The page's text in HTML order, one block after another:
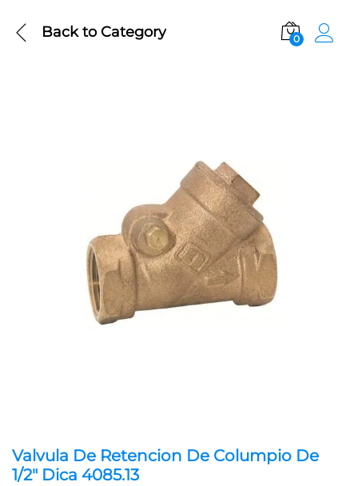
Back toCategory 0
Valvula De Retencion De Columpio De
1/2″ Dica 4085.13